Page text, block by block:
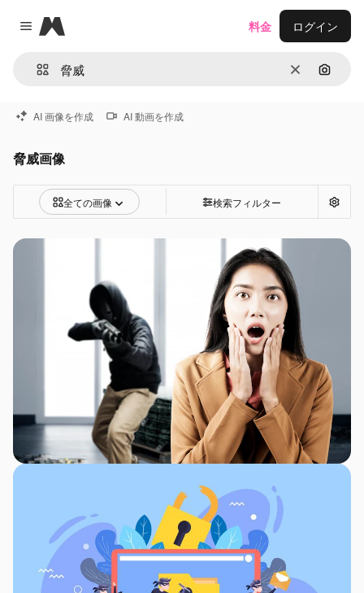
Close menu
Magnific
消去 画像で
料金 ログイン
AI 画像を作成 AI 動画を作成
脅威画像
全ての画像 検索フィルター